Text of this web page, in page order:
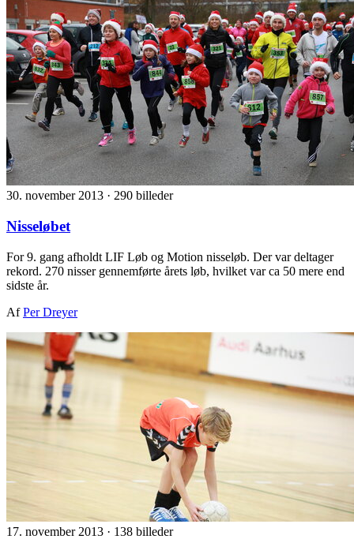
30. november 2013 · 290 billeder
Nisseløbet
For 9. gang afholdt LIF Løb og Motion nisseløb. Der var deltager
rekord. 270 nisser gennemførte årets løb, hvilket var ca 50 mere end
sidste år.
AfPer Dreyer
17. november 2013 · 138 billeder